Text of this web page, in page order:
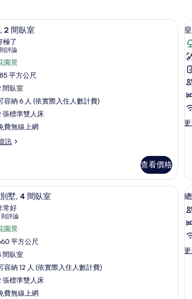
獨立浴缸和淋浴設備、環保盥洗用品、
2 間臥室
分，滿分 10 分
極了
評論
論)
園景
平方公尺
間臥室
容納 6 人 (依實際入住人數計費)
張標準雙人床
費無線上網
訊
查看價格
墅,
3
間
相
更
3
間
臥
室
的
詳
、浴袍
墅, 4 間臥室
，滿分 10 分
常好
評論
論)
園景
平方公尺
間臥室
容納 12 人 (依實際入住人數計費)
張標準雙人床
費無線上網
總
更